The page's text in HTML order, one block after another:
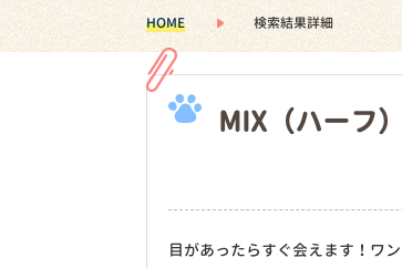
HOME 検索結果詳細
MIX（ハーフ
目があったらすぐ会えます！ワ